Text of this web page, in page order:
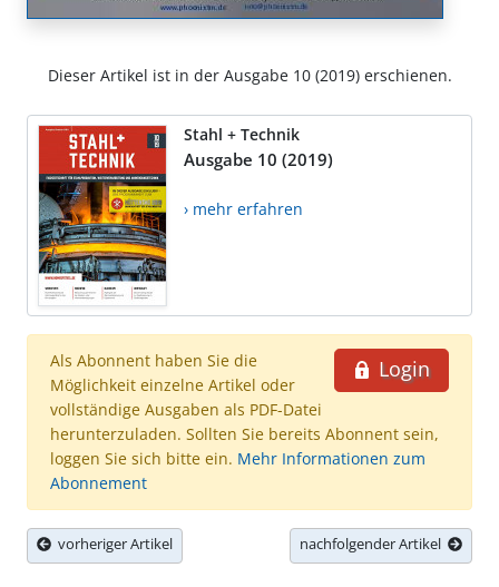
Dieser Artikel ist in der Ausgabe 10 (2019) erschienen.
Stahl + Technik
Ausgabe 10 (2019)
› mehr erfahren
Login
Als Abonnent haben Sie die
Möglichkeit einzelne Artikel oder
vollständige Ausgaben als PDF-Datei
herunterzuladen. Sollten Sie bereits Abonnent sein,
loggen Sie sich bitte ein. Mehr Informationen zum
Abonnement
vorheriger Artikel nachfolgender Artikel